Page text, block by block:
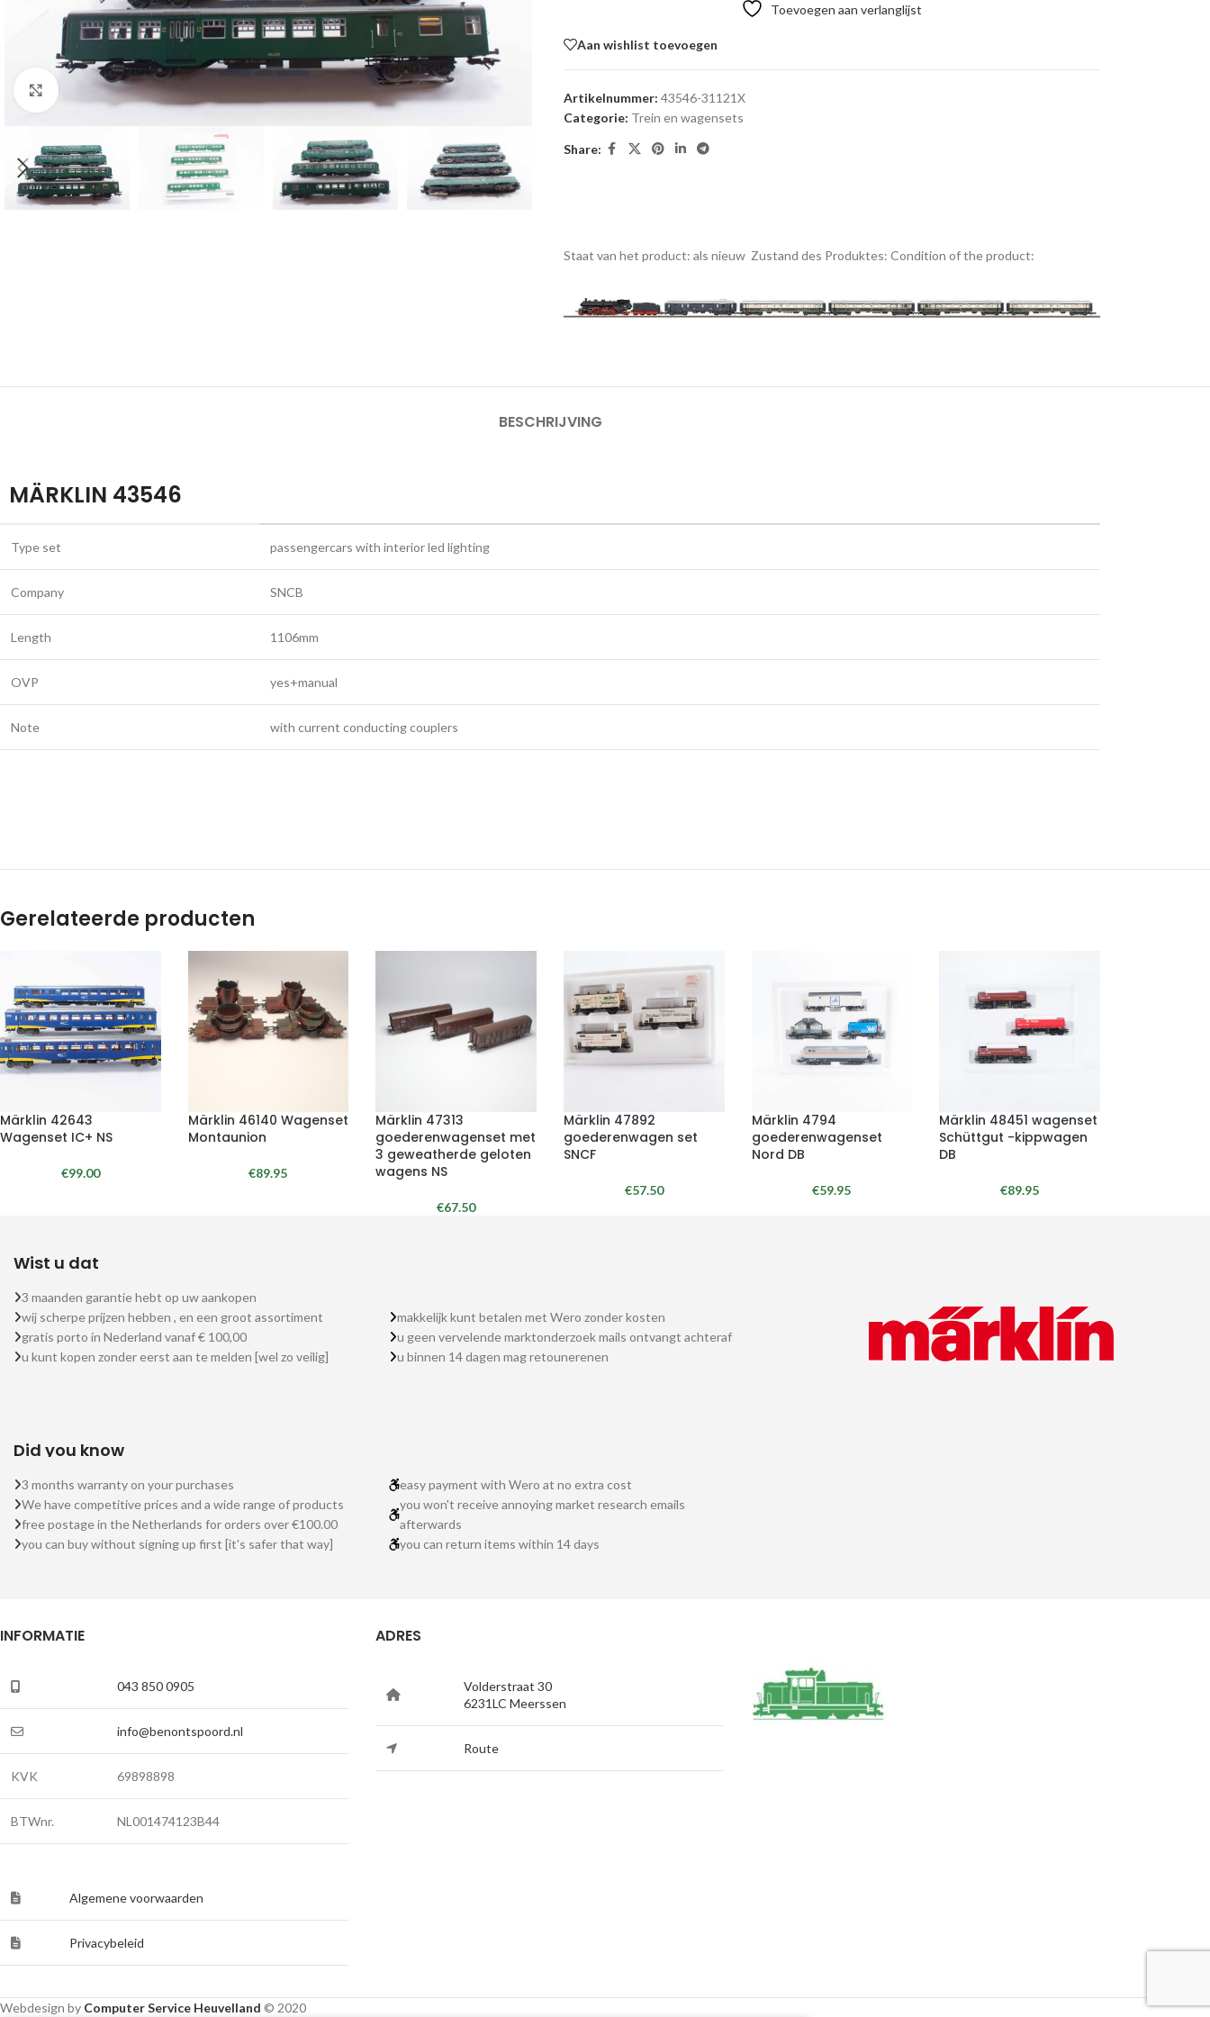
Click to enlarge
Toevoegen aan verlanglijst
Aan wishlist toevoegen
Artikelnummer: 43546-31121X
Categorie: Trein en wagensets
Share:
Staat van het product: als nieuw Zustand des Produktes: Condition of the product:
BESCHRIJVING
MÄRKLIN 43546
Type set passengercars with interior led lighting
Company SNCB
Length 1106mm
OVP yes+manual
Note with current conducting couplers
Gerelateerde producten
Märklin 42643
Wagenset IC+ NS
€99.00
Märklin 46140 Wagenset
Montaunion
€89.95
Märklin 47313
goederenwagenset met
3 geweatherde geloten
wagens NS
€67.50
Märklin 47892
goederenwagen set
SNCF
€57.50
Märklin 4794
goederenwagenset
Nord DB
€59.95
Märklin 48451 wagenset
Schüttgut -kippwagen
DB
€89.95
Wist u dat
3 maanden garantie hebt op uw aankopen
wij scherpe prijzen hebben , en een groot assortiment
gratis porto in Nederland vanaf € 100,00
u kunt kopen zonder eerst aan te melden [wel zo veilig]
makkelijk kunt betalen met Wero zonder kosten
u geen vervelende marktonderzoek mails ontvangt achteraf
u binnen 14 dagen mag retounerenen
Did you know
3 months warranty on your purchases
We have competitive prices and a wide range of products
free postage in the Netherlands for orders over €100.00
you can buy without signing up first [it's safer that way]
easy payment with Wero at no extra cost
you won't receive annoying market research emails
afterwards
you can return items within 14 days
INFORMATIE
043 850 0905
info@benontspoord.nl
KVK 69898898
BTWnr. NL001474123B44
Algemene voorwaarden
Privacybeleid
ADRES
Volderstraat 30
6231LC Meerssen
Route
Webdesign by Computer Service Heuvelland © 2020